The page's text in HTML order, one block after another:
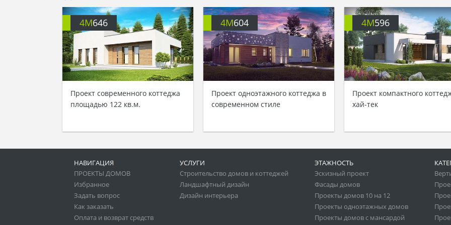
4M646
Проект современного коттеджа
площадью 122 кв.м.
4M604
Проект одноэтажного коттеджа в
современном стиле
4M596
Проект компактного
хай-тек
НАВИГАЦИЯ
ПРОЕКТЫ ДОМОВ
Избранное
Задать вопрос
Как заказать
Оплата и возврат средств
УСЛУГИ
Строительство домов и коттеджей
Ландшафтный дизайн
Дизайн интерьера
ЭТАЖНОСТЬ
Эскизный проект
Фасады домов
Проекты домов 10 на 12
Проекты одноэтажных домов
Проекты домов с мансардой